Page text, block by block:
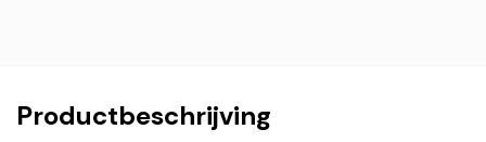
Productbeschrijving